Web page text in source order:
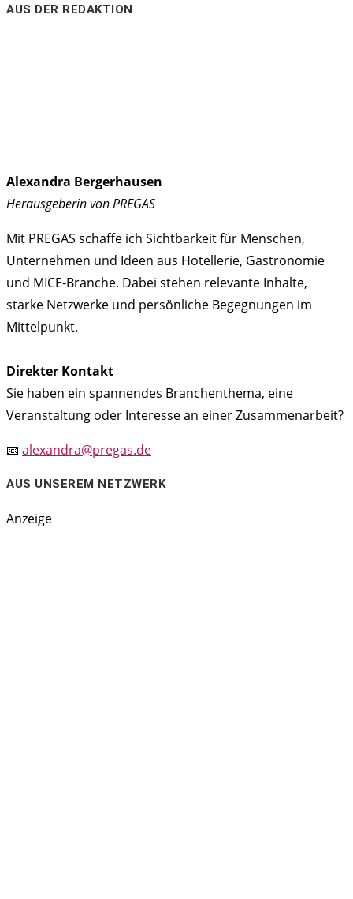
AUS DER REDAKTION
Alexandra Bergerhausen
Herausgeberin von PREGAS
Mit PREGAS schaffe ich Sichtbarkeit für Menschen,
Unternehmen und Ideen aus Hotellerie, Gastronomie
und MICE-Branche. Dabei stehen relevante Inhalte,
starke Netzwerke und persönliche Begegnungen im
Mittelpunkt.
Direkter Kontakt
Sie haben ein spannendes Branchenthema, eine
Veranstaltung oder Interesse an einer Zusammenarbeit?
📧 alexandra@pregas.de
AUS UNSEREM NETZWERK
Anzeige